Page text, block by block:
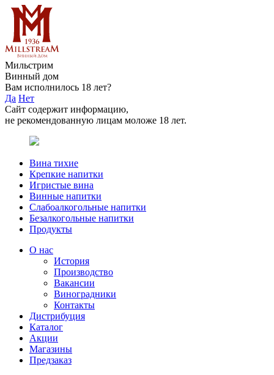
Мильстрим
Винный дом
Вам исполнилось 18 лет?
Да Нет
Сайт содержит информацию,
не рекомендованную лицам моложе 18 лет.
Вина тихие
Крепкие напитки
Игристые вина
Винные напитки
Слабоалкогольные напитки
Безалкогольные напитки
Продукты
О нас
История
Производство
Вакансии
Виноградники
Контакты
Дистрибуция
Каталог
Акции
Магазины
Предзаказ